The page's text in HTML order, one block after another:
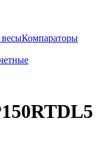
весыКомпараторы